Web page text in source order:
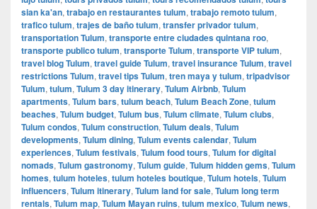
sian ka'an, trabajo en restaurantes tulum, trabajo remoto tulum,
trafico tulum, trajes de baño tulum, transfer privador tulum,
transportation Tulum, transporte entre ciudades quintana roo,
transporte publico tulum, transporte Tulum, transporte VIP tulum,
travel blog Tulum, travel guide Tulum, travel insurance Tulum, travel
restrictions Tulum, travel tips Tulum, tren maya y tulum, tripadvisor
Tulum, tulum, Tulum 3 day itinerary, Tulum Airbnb, Tulum
apartments, Tulum bars, tulum beach, Tulum Beach Zone, tulum
beaches, Tulum budget, Tulum bus, Tulum climate, Tulum clubs,
Tulum condos, Tulum construction, Tulum deals, Tulum
developments, Tulum dining, Tulum events calendar, Tulum
experiences, Tulum festivals, Tulum food tours, Tulum for digital
nomads, Tulum gastronomy, Tulum guide, Tulum hidden gems, Tulum
homes, tulum hoteles, tulum hoteles boutique, Tulum hotels, Tulum
influencers, Tulum itinerary, Tulum land for sale, Tulum long term
rentals, Tulum map, Tulum Mayan ruins, tulum mexico, Tulum news,